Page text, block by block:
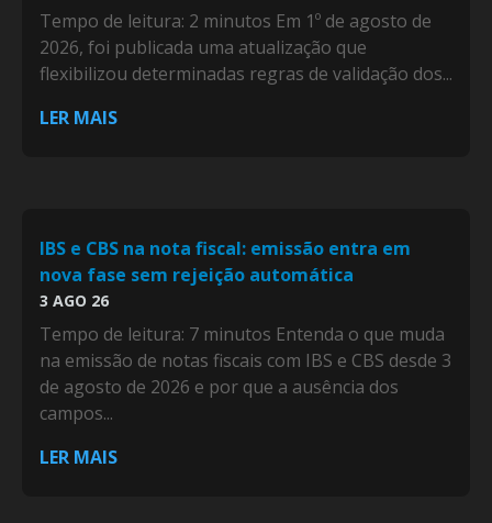
Tempo de leitura: 2 minutos Em 1º de agosto de
2026, foi publicada uma atualização que
flexibilizou determinadas regras de validação dos...
LER MAIS
IBS e CBS na nota fiscal: emissão entra em
nova fase sem rejeição automática
3 AGO 26
Tempo de leitura: 7 minutos Entenda o que muda
na emissão de notas fiscais com IBS e CBS desde 3
de agosto de 2026 e por que a ausência dos
campos...
LER MAIS